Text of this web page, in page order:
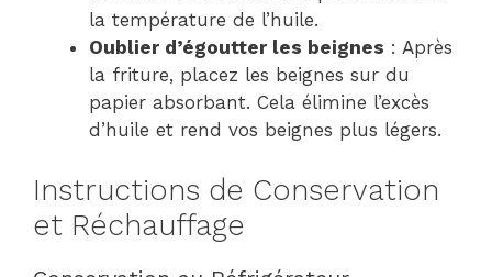
la température de l’huile.
Oublier d’égoutter les beignes : Après
la friture, placez les beignes sur du
papier absorbant. Cela élimine l’excès
d’huile et rend vos beignes plus légers.
Instructions de Conservation
et Réchauffage